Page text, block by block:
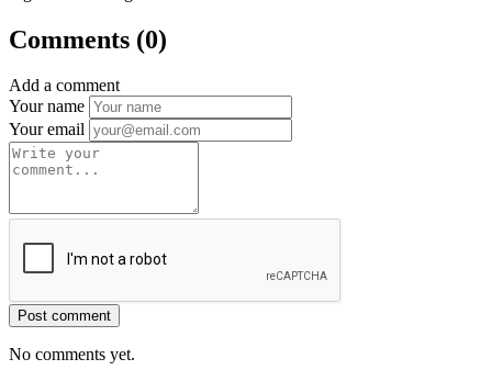
Comments (0)
Add a comment
Your name
Your email
Post comment
No comments yet.